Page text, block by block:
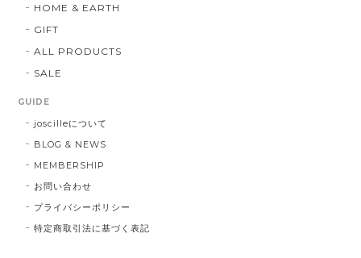
HOME & EARTH
GIFT
ALL PRODUCTS
SALE
GUIDE
joscilleについて
BLOG & NEWS
MEMBERSHIP
お問い合わせ
プライバシーポリシー
特定商取引法に基づく表記